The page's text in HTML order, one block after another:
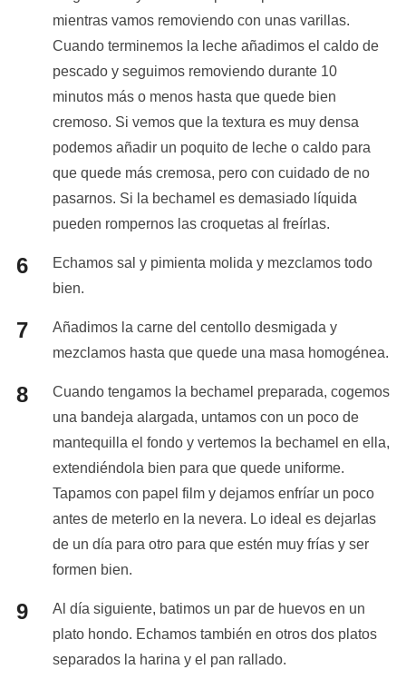
mientras vamos removiendo con unas varillas.
Cuando terminemos la leche añadimos el caldo de
pescado y seguimos removiendo durante 10
minutos más o menos hasta que quede bien
cremoso. Si vemos que la textura es muy densa
podemos añadir un poquito de leche o caldo para
que quede más cremosa, pero con cuidado de no
pasarnos. Si la bechamel es demasiado líquida
pueden rompernos las croquetas al freírlas.
Echamos sal y pimienta molida y mezclamos todo
bien.
Añadimos la carne del centollo desmigada y
mezclamos hasta que quede una masa homogénea.
Cuando tengamos la bechamel preparada, cogemos
una bandeja alargada, untamos con un poco de
mantequilla el fondo y vertemos la bechamel en ella,
extendiéndola bien para que quede uniforme.
Tapamos con papel film y dejamos enfríar un poco
antes de meterlo en la nevera. Lo ideal es dejarlas
de un día para otro para que estén muy frías y ser
formen bien.
Al día siguiente, batimos un par de huevos en un
plato hondo. Echamos también en otros dos platos
separados la harina y el pan rallado.